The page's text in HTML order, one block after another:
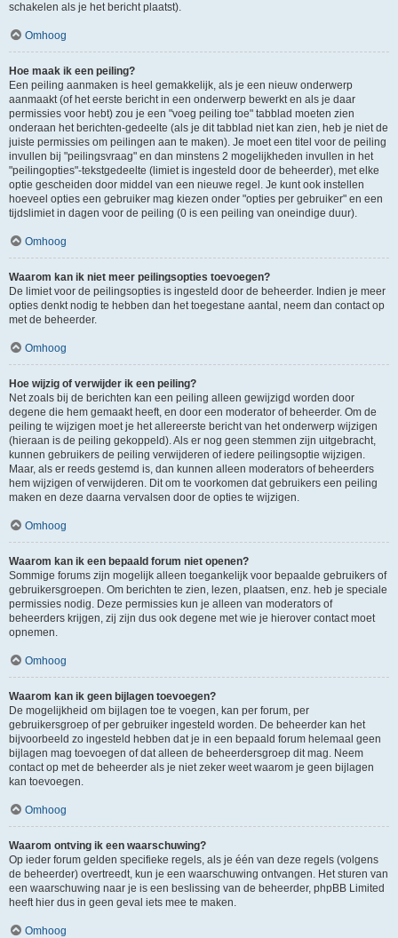
schakelen als je het bericht plaatst).
Omhoog
Hoe maak ik een peiling?
Een peiling aanmaken is heel gemakkelijk, als je een nieuw onderwerp
aanmaakt (of het eerste bericht in een onderwerp bewerkt en als je daar
permissies voor hebt) zou je een "voeg peiling toe" tabblad moeten zien
onderaan het berichten-gedeelte (als je dit tabblad niet kan zien, heb je niet de
juiste permissies om peilingen aan te maken). Je moet een titel voor de peiling
invullen bij "peilingsvraag" en dan minstens 2 mogelijkheden invullen in het
"peilingopties"-tekstgedeelte (limiet is ingesteld door de beheerder), met elke
optie gescheiden door middel van een nieuwe regel. Je kunt ook instellen
hoeveel opties een gebruiker mag kiezen onder "opties per gebruiker" en een
tijdslimiet in dagen voor de peiling (0 is een peiling van oneindige duur).
Omhoog
Waarom kan ik niet meer peilingsopties toevoegen?
De limiet voor de peilingsopties is ingesteld door de beheerder. Indien je meer
opties denkt nodig te hebben dan het toegestane aantal, neem dan contact op
met de beheerder.
Omhoog
Hoe wijzig of verwijder ik een peiling?
Net zoals bij de berichten kan een peiling alleen gewijzigd worden door
degene die hem gemaakt heeft, en door een moderator of beheerder. Om de
peiling te wijzigen moet je het allereerste bericht van het onderwerp wijzigen
(hieraan is de peiling gekoppeld). Als er nog geen stemmen zijn uitgebracht,
kunnen gebruikers de peiling verwijderen of iedere peilingsoptie wijzigen.
Maar, als er reeds gestemd is, dan kunnen alleen moderators of beheerders
hem wijzigen of verwijderen. Dit om te voorkomen dat gebruikers een peiling
maken en deze daarna vervalsen door de opties te wijzigen.
Omhoog
Waarom kan ik een bepaald forum niet openen?
Sommige forums zijn mogelijk alleen toegankelijk voor bepaalde gebruikers of
gebruikersgroepen. Om berichten te zien, lezen, plaatsen, enz. heb je speciale
permissies nodig. Deze permissies kun je alleen van moderators of
beheerders krijgen, zij zijn dus ook degene met wie je hierover contact moet
opnemen.
Omhoog
Waarom kan ik geen bijlagen toevoegen?
De mogelijkheid om bijlagen toe te voegen, kan per forum, per
gebruikersgroep of per gebruiker ingesteld worden. De beheerder kan het
bijvoorbeeld zo ingesteld hebben dat je in een bepaald forum helemaal geen
bijlagen mag toevoegen of dat alleen de beheerdersgroep dit mag. Neem
contact op met de beheerder als je niet zeker weet waarom je geen bijlagen
kan toevoegen.
Omhoog
Waarom ontving ik een waarschuwing?
Op ieder forum gelden specifieke regels, als je één van deze regels (volgens
de beheerder) overtreedt, kun je een waarschuwing ontvangen. Het sturen van
een waarschuwing naar je is een beslissing van de beheerder, phpBB Limited
heeft hier dus in geen geval iets mee te maken.
Omhoog